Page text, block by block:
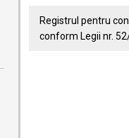
Registrul pentru
conform Legii nr.